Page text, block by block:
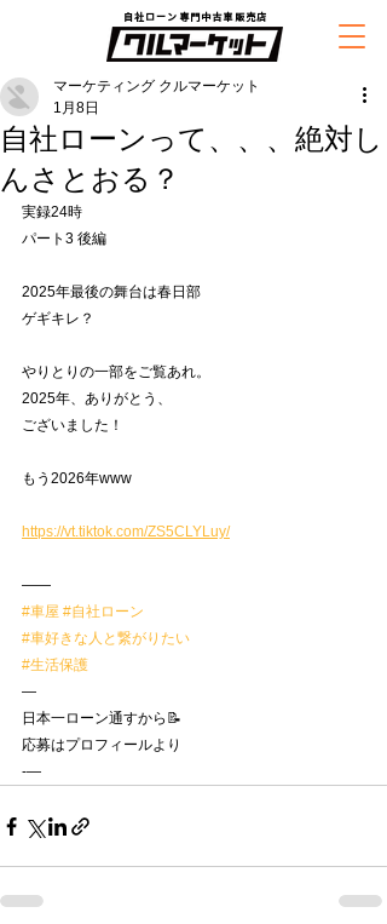
自社ローン専門中古車販売店
自社ローンって、、、絶対し
んさとおる？
マーケティング クルマーケット
1月8日
実録24時
パート3 後編
2025年最後の舞台は春日部
ゲギキレ？
やりとりの一部をご覧あれ。
2025年、ありがとう、
ございました！
もう2026年www
https://vt.tiktok.com/ZS5CLYLuy/
——
#車屋 #自社ローン
#車好きな人と繋がりたい
#生活保護
—
日本一ローン通すから📝
応募はプロフィールより
-—